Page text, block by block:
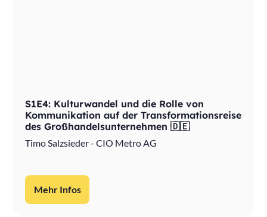
S1E4: Kulturwandel und die Rolle von
Kommunikation auf der Transformationsreise
des Großhandelsunternehmen 🇩🇪
Timo Salzsieder - CIO Metro AG
Mehr Infos